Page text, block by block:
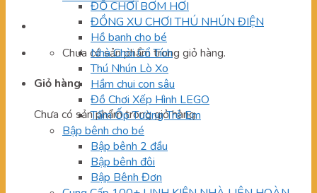
Chưa có sản phẩm trong giỏ hàng.
Giỏ hàng
Chưa có sản phẩm trong giỏ hàng.
ĐỒ CHƠI BƠM HƠI
ĐỒNG XU CHƠI THÚ NHÚN ĐIỆN
Hồ banh cho bé
Nhà Chòi Cổ Tích
Thú Nhún Lò Xo
Hầm chui con sâu
Đồ Chơi Xếp Hình LEGO
Tấm Ốp Tường Trẻ Em
Bập bênh cho bé
Bập bênh 2 đầu
Bập bênh đôi
Bập Bênh Đơn